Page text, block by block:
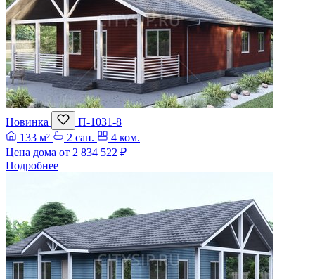
Новинка
П-1031-8
133 м²
2 сан.
4 ком.
Цена дома от 2 834 522 ₽
Подробнее